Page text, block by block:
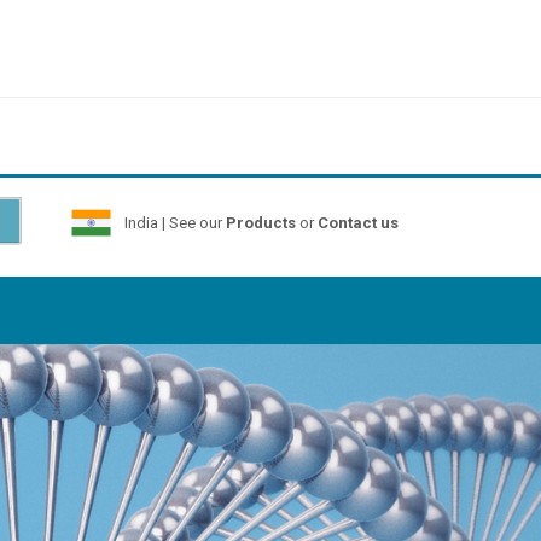
India | See our Productsor Contact us